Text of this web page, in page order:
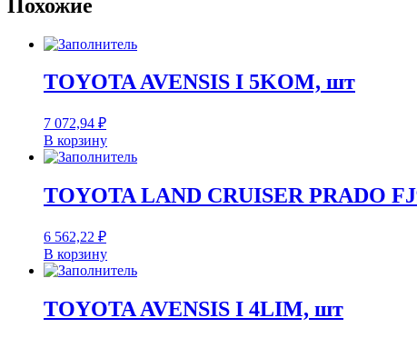
Похожие
TOYOTA AVENSIS I 5KOM, шт
7 072,94 ₽
В корзину
TOYOTA LAND CRUISER PRADO
6 562,22 ₽
В корзину
TOYOTA AVENSIS I 4LIM, шт